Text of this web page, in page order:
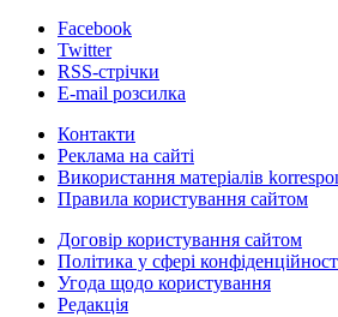
Facebook
Twitter
RSS-стрічки
E-mail розсилка
Контакти
Реклама на сайті
Використання матеріалів
Правила користування сайтом
Договір користування сайтом
Політика у сфері
Угода щодо користування
Редакція